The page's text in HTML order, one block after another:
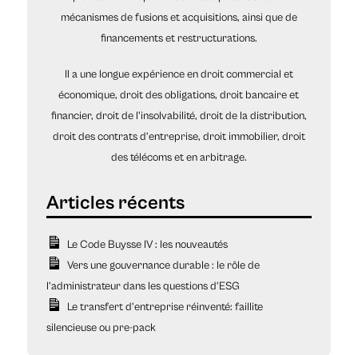
mécanismes de fusions et acquisitions, ainsi que de
financements et restructurations.
Il a une longue expérience en droit commercial et
économique, droit des obligations, droit bancaire et
financier, droit de l'insolvabilité, droit de la distribution,
droit des contrats d’entreprise, droit immobilier, droit
des télécoms et en arbitrage.
Le Code Buysse IV : les nouveautés
Vers une gouvernance durable : le rôle de
l’administrateur dans les questions d’ESG
Le transfert d’entreprise réinventé: faillite
silencieuse ou pre-pack